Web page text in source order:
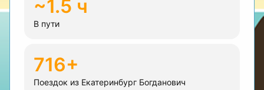
~1.5 ч
В пути
716+
Поездок из Екатеринбург Богданович